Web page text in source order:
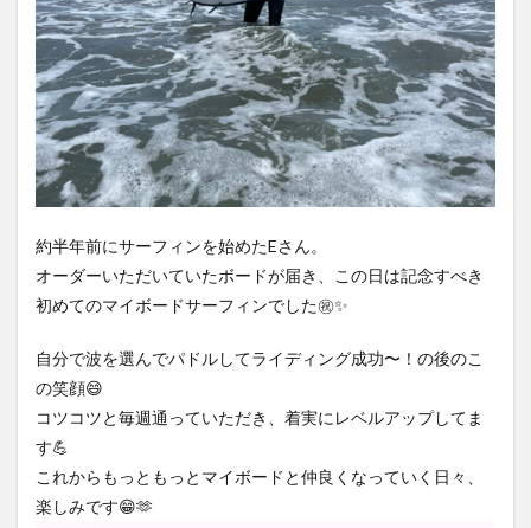
約半年前にサーフィンを始めたEさん。
オーダーいただいていたボードが届き、この日は記念すべき
初めてのマイボードサーフィンでした㊗️✨
自分で波を選んでパドルしてライディング成功〜！の後のこ
の笑顔😄
コツコツと毎週通っていただき、着実にレベルアップしてま
す💪
これからもっともっとマイボードと仲良くなっていく日々、
楽しみです😁🫶